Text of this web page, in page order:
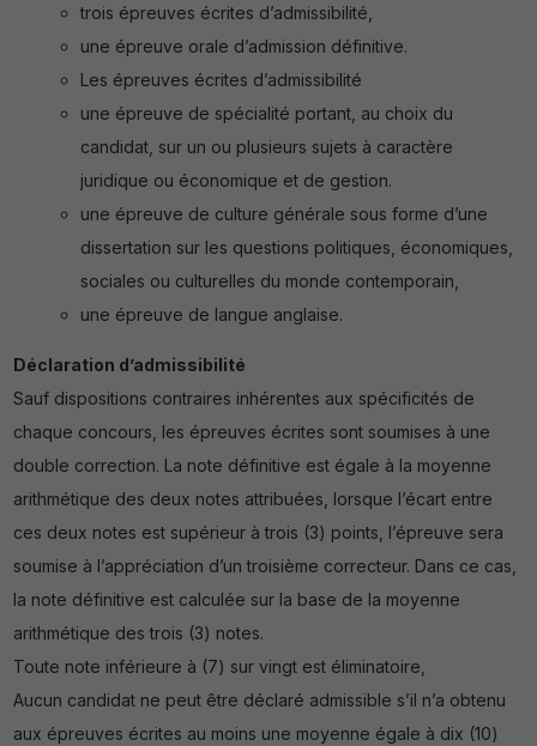
trois épreuves écrites d’admissibilité,
une épreuve orale d’admission définitive.
Les épreuves écrites d’admissibilité
une épreuve de spécialité portant, au choix du
candidat, sur un ou plusieurs sujets à caractère
juridique ou économique et de gestion.
une épreuve de culture générale sous forme d’une
dissertation sur les questions politiques, économiques,
sociales ou culturelles du monde contemporain,
une épreuve de langue anglaise.
Déclaration d’admissibilité
Sauf dispositions contraires inhérentes aux spécificités de
chaque concours, les épreuves écrites sont soumises à une
double correction. La note définitive est égale à la moyenne
arithmétique des deux notes attribuées, lorsque l’écart entre
ces deux notes est supérieur à trois (3) points, l’épreuve sera
soumise à l’appréciation d’un troisième correcteur. Dans ce cas,
la note définitive est calculée sur la base de la moyenne
arithmétique des trois (3) notes.
Toute note inférieure à (7) sur vingt est éliminatoire,
Aucun candidat ne peut être déclaré admissible s’il n’a obtenu
aux épreuves écrites au moins une moyenne égale à dix (10)